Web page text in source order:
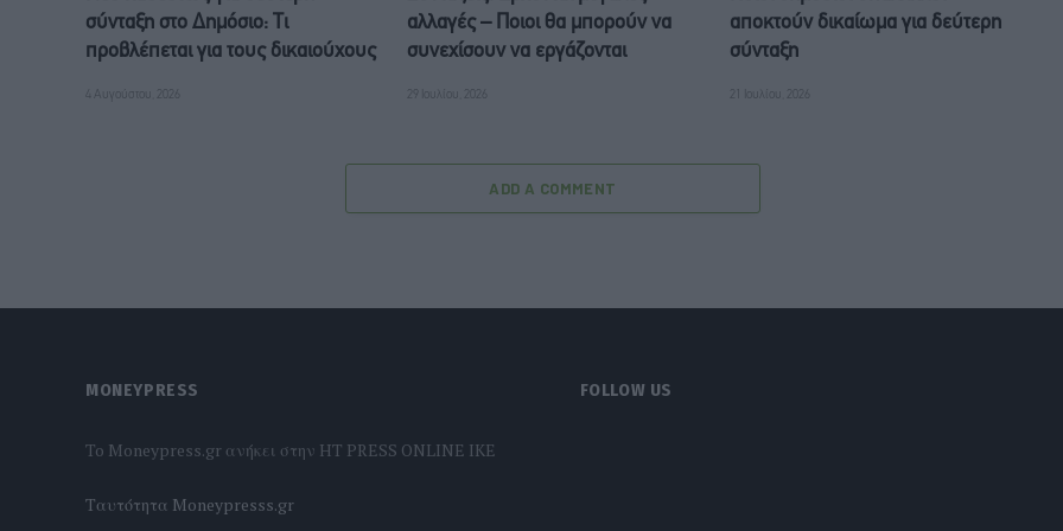
σύνταξη στο Δημόσιο: Τι
προβλέπεται για τους δικαιούχους
4 Αυγούστου, 2026
αλλαγές – Ποιοι θα μπορούν να
συνεχίσουν να εργάζονται
29 Ιουλίου, 2026
αποκτούν δικαίωμα για δεύτερη
σύνταξη
21 Ιουλίου, 2026
ADD A COMMENT
MONEYPRESS
To Moneypress.gr ανήκει στην HT PRESS ONLINE IKE
Tαυτότητα Moneypresss.gr
FOLLOW US